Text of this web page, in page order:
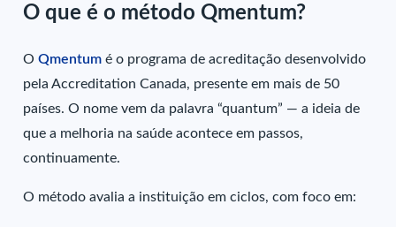
O que é o método Qmentum?
OQmentumé o programa de acreditação desenvolvido
pela Accreditation Canada, presente em mais de 50
países. O nome vem da palavra “quantum” — a ideia de
que a melhoria na saúde acontece em passos,
continuamente.
O método avalia a instituição em ciclos, com foco em: